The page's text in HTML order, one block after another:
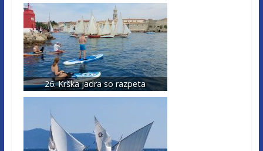
26. Krška jadra so razpeta